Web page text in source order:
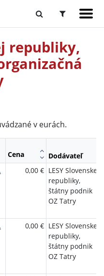
republiky,
v eurách.
Cena Dodávateľ
0,00 € LESY Slovenskej
republiky,
štátny podnik
OZ Tatry
0,00 € LESY Slovenskej
republiky,
štátny podnik
OZ Tatry